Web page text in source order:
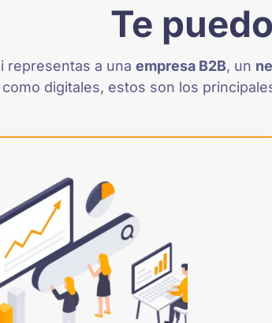
Te
representas a una empresa B2B, un
digitales, estos son los